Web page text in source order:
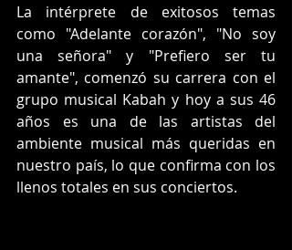
La intérprete de exitosos temas
como "Adelante corazón", "No soy
una señora" y "Prefiero ser tu
amante", comenzó su carrera con el
grupo musical Kabah y hoy a sus 46
años es una de las artistas del
ambiente musical más queridas en
nuestro país, lo que confirma con los
llenos totales en sus conciertos.